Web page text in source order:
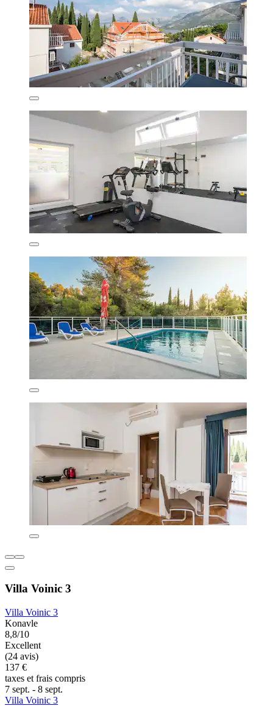
Villa Voinic 3
Villa Voinic 3
Konavle
8,8/10
Excellent
(24 avis)
137 €
taxes et frais compris
7 sept. - 8 sept.
Villa Voinic 3